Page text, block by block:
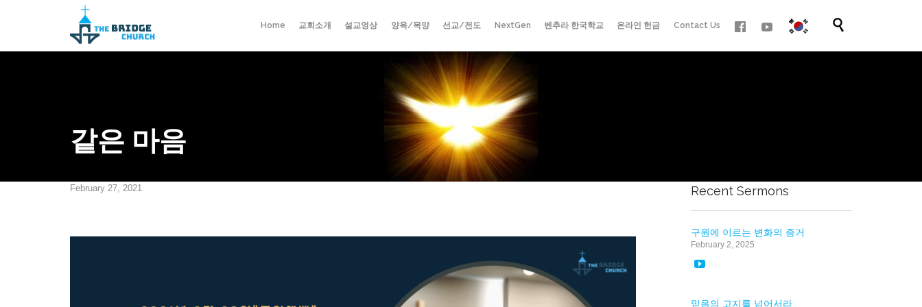
Home 교회소개 설교영상 양육/목양 선교/전도 NextGen 벤추라 한국학교 온라인 헌금 Contact Us 
같은 마음
February 27, 2021 Recent Sermons
구원에 이르는 변화의 증거
February 2, 2025

믿음의 고지를 넘어서라